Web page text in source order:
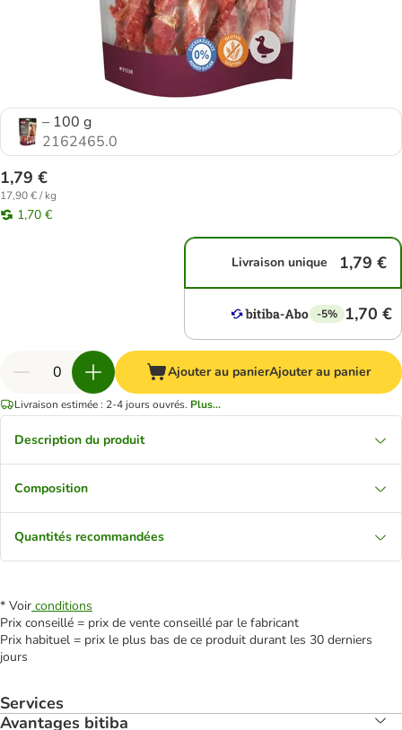
– 100 g
2162465.0
1,79 €
17,90 € / kg
1,70 €
Livraison unique 1,79 €
-5% 1,70 €
Ajouter au panierAjouter au panier
Livraison estimée : 2-4 jours ouvrés. Plus...
Description du produit
Composition
Quantités recommandées
* Voir conditions
Prix conseillé = prix de vente conseillé par le fabricant
Prix habituel = prix le plus bas de ce produit durant les 30 derniers
jours
Services
Avantages bitiba